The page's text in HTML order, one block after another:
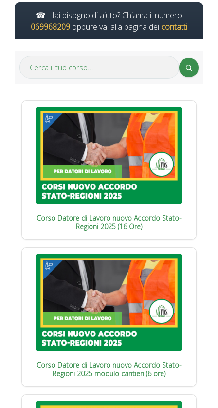
Hai bisogno di aiuto? Chiama il numero
069968209 oppure vai alla pagina dei contatti
Corso Datore di Lavoro nuovo Accordo Stato-
Regioni 2025 (16 Ore)
Corso Datore di Lavoro nuovo Accordo Stato-
Regioni 2025 modulo cantieri (6 ore)